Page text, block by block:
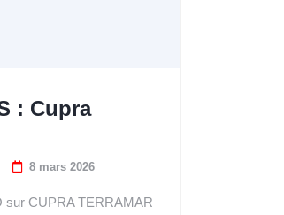
: Cupra
8 mars 2026
sur CUPRA TERRAMAR